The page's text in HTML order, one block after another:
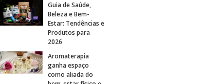
Guia de Saúde,
Beleza e Bem-
Estar: Tendências e
Produtos para
2026
Aromaterapia
ganha espaço
como aliada do